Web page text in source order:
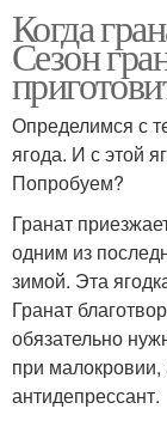
Когда
Сезон
Определимся с
ягода. И с этой
Попробуем?
Гранат
одним из
зимой. Эта
Гранат
обязательно
при
антидепрессант.